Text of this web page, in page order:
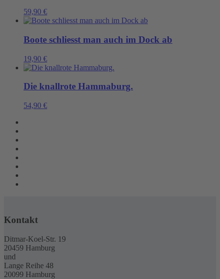
59,90 €
Boote schliesst man auch im Dock ab
19,90 €
Die knallrote Hammaburg.
54,90 €
Kontakt
Ditmar-Koel-Str. 19
20459 Hamburg
und
Lange Reihe 48
20099 Hamburg